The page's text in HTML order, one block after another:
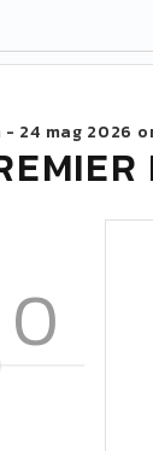
- 24 mag 2026
0